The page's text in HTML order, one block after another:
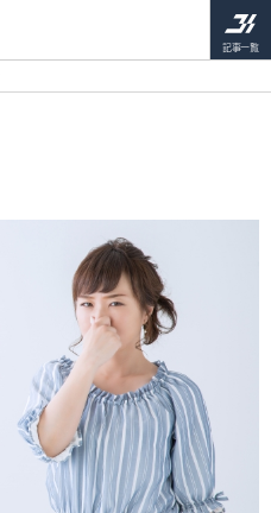
記事一覧